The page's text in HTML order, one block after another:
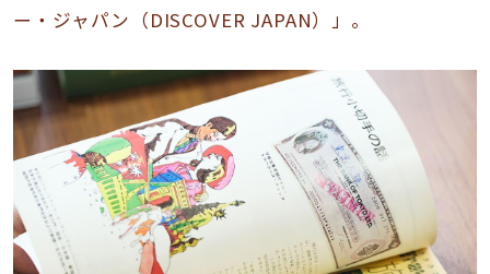
ー・ジャパン（DISCOVER JAPAN）」。